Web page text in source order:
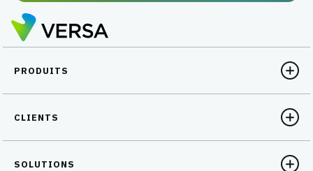
PRODUITS
CLIENTS
SOLUTIONS